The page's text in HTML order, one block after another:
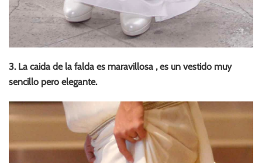
3. La caida de la falda es maravillosa , es un vestido muy
sencillo pero elegante.